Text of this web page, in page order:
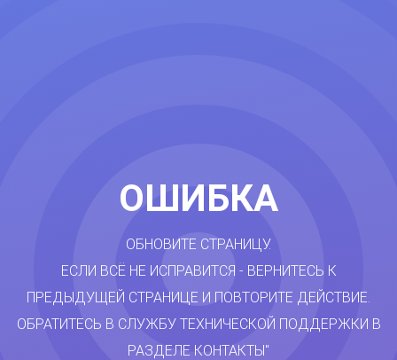
ОШИБКА
ОБНОВИТЕ СТРАНИЦУ.
ЕСЛИ ВСЁ НЕ ИСПРАВИТСЯ - ВЕРНИТЕСЬ К
ПРЕДЫДУЩЕЙ СТРАНИЦЕ И ПОВТОРИТЕ ДЕЙСТВИЕ.
ОБРАТИТЕСЬ В СЛУЖБУ ТЕХНИЧЕСКОЙ ПОДДЕРЖКИ В
РАЗДЕЛЕ КОНТАКТЫ"